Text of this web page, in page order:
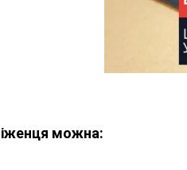
можна: